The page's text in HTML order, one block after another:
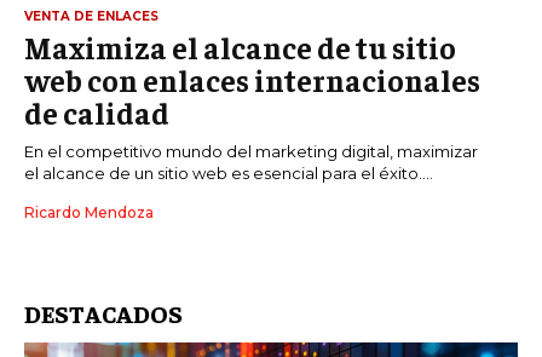
VENTA DE ENLACES
Maximiza el alcance de tu sitio
web con enlaces internacionales
de calidad
En el competitivo mundo del marketing digital, maximizar
el alcance de un sitio web es esencial para el éxito....
Ricardo Mendoza
DESTACADOS